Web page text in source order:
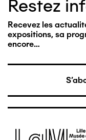
Restez
Recevez les
expositions, sa
encore…
Image